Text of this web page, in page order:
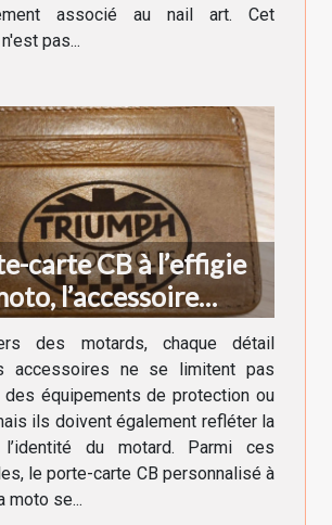
associé au nail art. Cet
pas...
carte CB à l’effigie
l’accessoire
du motard
des motards, chaque détail
accessoires ne se limitent pas
des équipements de protection ou
ils doivent également refléter la
du motard. Parmi ces
le porte-carte CB personnalisé à
moto se...